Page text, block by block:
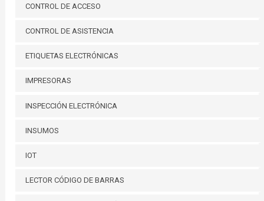
CONTROL DE ACCESO
CONTROL DE ASISTENCIA
ETIQUETAS ELECTRÓNICAS
IMPRESORAS
INSPECCIÓN ELECTRÓNICA
INSUMOS
IOT
LECTOR CÓDIGO DE BARRAS